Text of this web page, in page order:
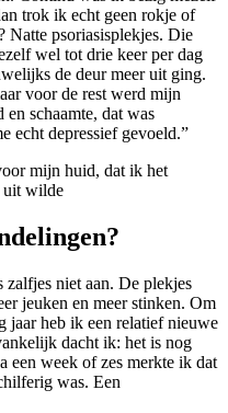
trok ik echt geen rokje of
Natte psoriasisplekjes. Die
wel tot drie keer per dag
de deur meer uit ging.
voor de rest werd mijn
schaamte, dat was
echt depressief gevoeld.”
mijn huid, dat ik het
uit wilde
niet aan. De plekjes
jeuken en meer stinken. Om
jaar heb ik een relatief nieuwe
dacht ik: het is nog
een week of zes merkte ik dat
was. Een